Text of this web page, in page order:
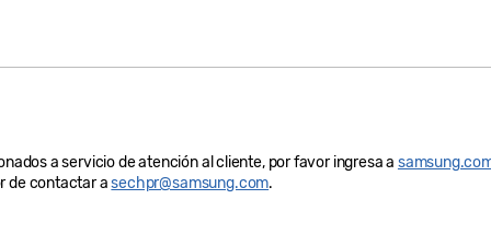
a servicio de atención al cliente, por favor ingresa a
de contactar asechpr@samsung.com.